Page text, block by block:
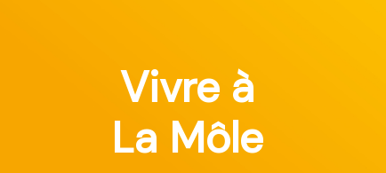
Vivre à
La Môle